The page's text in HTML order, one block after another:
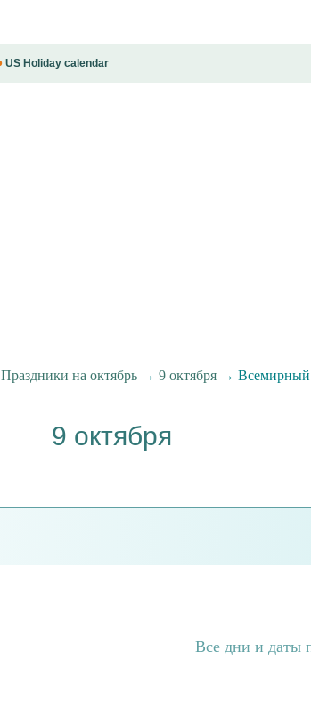
US Holiday calendar
Праздники на октябрь → 9 октября → Всемирный
9 октября
Все дни и даты